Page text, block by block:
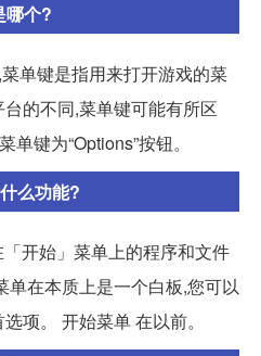
哪个?
单键是指用来打开游戏的菜
的不同,菜单键可能有所区
键为“Options”按钮。
么功能?
开始」菜单上的程序和文件
单在本质上是一个白板,您可以
项。 开始菜单 在以前。